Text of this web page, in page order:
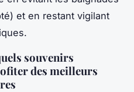
et en restant vigilant
souvenirs
des meilleurs